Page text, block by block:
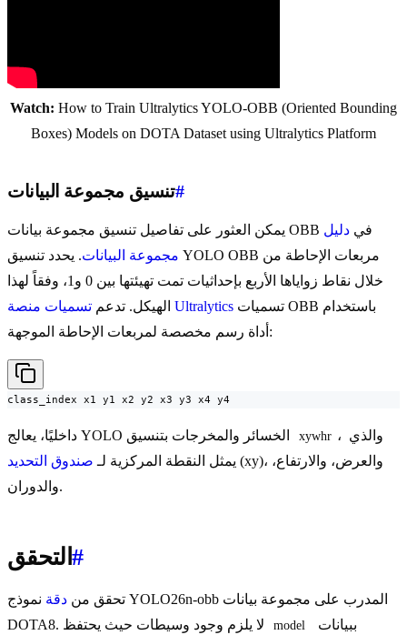
Watch: How to Train Ultralytics YOLO-OBB (Oriented Bounding
Boxes) Models on DOTA Dataset using Ultralytics Platform
تنسيق مجموعة البيانات#
يمكن العثور على تفاصيل تنسيق مجموعة بيانات OBB في دليل
مجموعة البيانات. يحدد تنسيق YOLO OBB مربعات الإحاطة من
خلال نقاط زواياها الأربع بإحداثيات تمت تهيئتها بين 0 و1، وفقاً لهذا
الهيكل. تدعم تسميات منصة Ultralytics
أداة رسم مخصصة لمربعات الإحاطة الموجهة:
class_index x1 y1 x2 y2 x3 y3 x4 y4
xywhr ، والذي
يمثل النقطة المركزية لـ صندوق التحديد
(xy)، والعرض، والارتفاع،
والدوران.
التحقق#
تحقق من دقة نموذج YOLO26n-obb المدرب على مجموعة بيانات
model